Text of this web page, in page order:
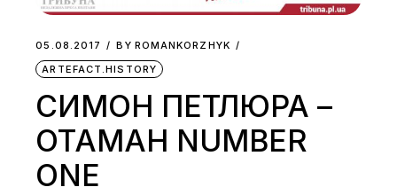
05.08.2017 BY ROMANKORZHYK
ARTEFACT.HISTORY
СИМОН ПЕТЛЮРА –
ОТАМАН NUMBER
ONE